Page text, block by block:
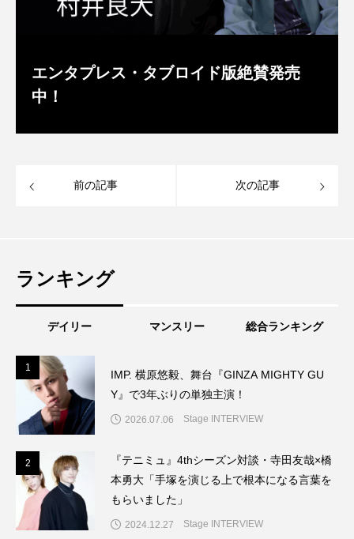
エンタプレス・タブロイド版絶賛発売
中！
前の記事 次の記事
ランキング
デイリー マンスリー 総合ランキング
1
IMP. 横原悠毅、舞台『GINZA MIGHTY GU
Y』で3年ぶりの単独主演！
2026.07.06 Stage INTERVIEW
2
『テニミュ』4thシーズン対談・寺田友哉×橋
本勇大「手塚を演じる上で根本になる言葉を
もらいました」
2024.12.27 Stage INTERVIEW